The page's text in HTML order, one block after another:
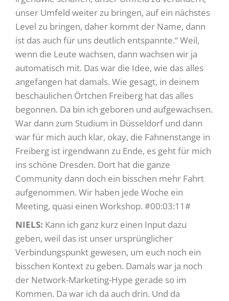
unser Umfeld weiter zu bringen, auf ein nächstes
Level zu bringen, daher kommt der Name, dann
ist das auch für uns deutlich entspannte.“ Weil,
wenn die Leute wachsen, dann wachsen wir ja
automatisch mit. Das war die Idee, wie das alles
angefangen hat damals. Wie gesagt, in deinem
beschaulichen Örtchen Freiberg hat das alles
begonnen. Da bin ich geboren und aufgewachsen.
War dann zum Studium in Düsseldorf und dann
war für mich auch klar, okay, die Fahnenstange in
Freiberg ist irgendwann zu Ende, es geht für mich
ins schöne Dresden. Dort hat die ganze
Community dann doch ein bisschen mehr Fahrt
aufgenommen. Wir haben jede Woche ein
Meeting, quasi einen Workshop. #00:03:11#
NIELS: Kann ich ganz kurz einen Input dazu
geben, weil das ist unser ursprünglicher
Verbindungspunkt gewesen, um euch noch ein
bisschen Kontext zu geben. Damals war ja noch
der Network-Marketing-Hype gerade so im
Kommen. Da war ich da auch drin. Und da